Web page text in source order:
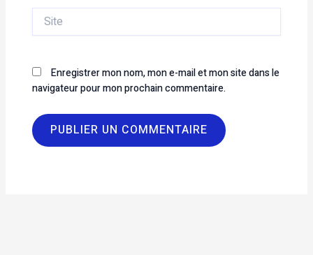
Site
Enregistrer mon nom, mon e-mail et mon site dans le
navigateur pour mon prochain commentaire.